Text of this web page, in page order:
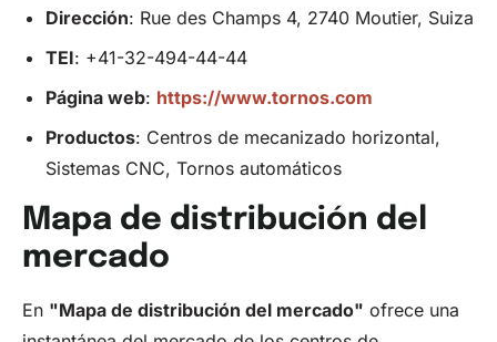
Dirección: Rue des Champs 4, 2740 Moutier, Suiza
TEI: +41-32-494-44-44
Página web: https://www.tornos.com
Productos: Centros de mecanizado horizontal,
Sistemas CNC, Tornos automáticos
Mapa de distribución del
mercado
En "Mapa de distribución del mercado" ofrece una